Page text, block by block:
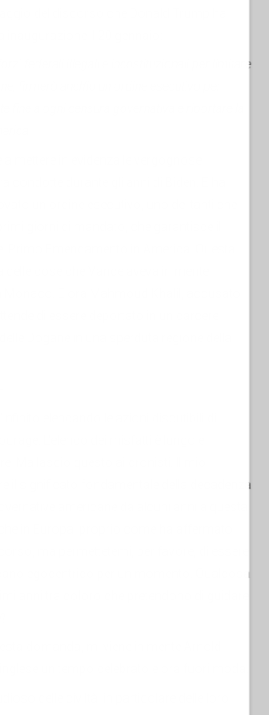
il 20 gennaio:
federali illegali e incostituzionali per limitare
firmerò anch'io un ordine esecutivo per
fine a ogni censura governativa e riportare la
mettere in evidenza le vergognose
condotte durante gli anni di Biden. E ha
un ordine esecutivo, uno dei tanti che
Primo Emendamento in America. Questa
cose che Vance aveva in mente
E ora Mahmoud Khalil, accusato
di essere deportato in un carcere
Dogane in una sperduta regione della
L'elenco dei misfatti è lungo e
Ma lascio questo ai cronisti. Il mio
il significato fondamentale della decadenza
americane da alcuni anni a questa
in Europa, proprio come ha affermato
ma permettetemi, per favore, di essere
egocentrico per un momento. Qualcosa
anni tra coloro che pretendono di guidare
un tempo celebrato e ora fuori moda.
delle civiltà, in particolare delle loro